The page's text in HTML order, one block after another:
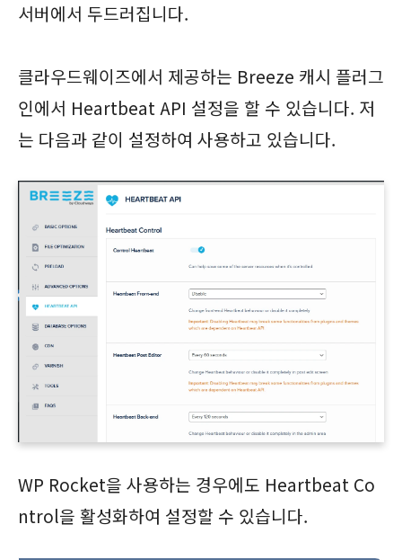
서버에서 두드러집니다.
클라우드웨이즈에서 제공하는 Breeze 캐시 플러그
인에서 Heartbeat API 설정을 할 수 있습니다. 저
는 다음과 같이 설정하여 사용하고 있습니다.
WP Rocket을 사용하는 경우에도 Heartbeat Co
ntrol을 활성화하여 설정할 수 있습니다.